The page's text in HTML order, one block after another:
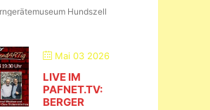
Hundszell
Mai 03 2026
LIVE IM
PAFNET.TV:
BERGER